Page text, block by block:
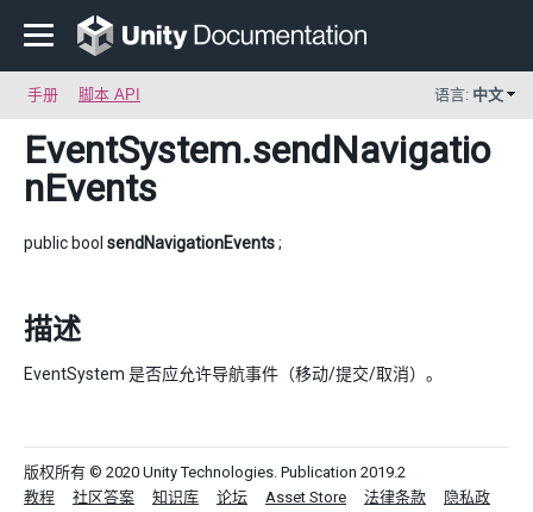
手册 脚本 API 语言: 中文
EventSystem.sendNavigatio
nEvents
public bool sendNavigationEvents;
描述
EventSystem 是否应允许导航事件（移动/提交/取消）。
版权所有 © 2020 Unity Technologies. Publication 2019.2
教程
社区答案 知识库 论坛 Asset Store 法律条款
隐私政